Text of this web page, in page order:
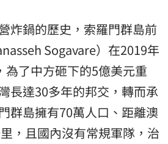
炸鍋的歷史，索羅門群島前
Sogavare）在2019年
為了中方砸下的5億美元重
長達30多年的邦交，轉而承
群島擁有70萬人口、距離澳
，且國內沒有常規軍隊，治